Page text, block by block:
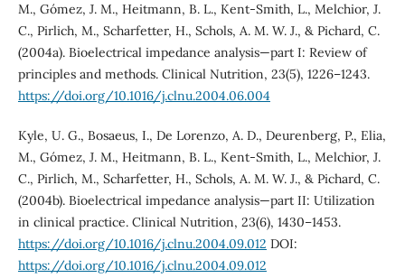
M., Gómez, J. M., Heitmann, B. L., Kent-Smith, L., Melchior, J.
C., Pirlich, M., Scharfetter, H., Schols, A. M. W. J., & Pichard, C.
(2004a). Bioelectrical impedance analysis—part I: Review of
principles and methods. Clinical Nutrition, 23(5), 1226–1243.
https://doi.org/10.1016/j.clnu.2004.06.004
Kyle, U. G., Bosaeus, I., De Lorenzo, A. D., Deurenberg, P., Elia,
M., Gómez, J. M., Heitmann, B. L., Kent-Smith, L., Melchior, J.
C., Pirlich, M., Scharfetter, H., Schols, A. M. W. J., & Pichard, C.
(2004b). Bioelectrical impedance analysis—part II: Utilization
in clinical practice. Clinical Nutrition, 23(6), 1430–1453.
https://doi.org/10.1016/j.clnu.2004.09.012 DOI:
https://doi.org/10.1016/j.clnu.2004.09.012